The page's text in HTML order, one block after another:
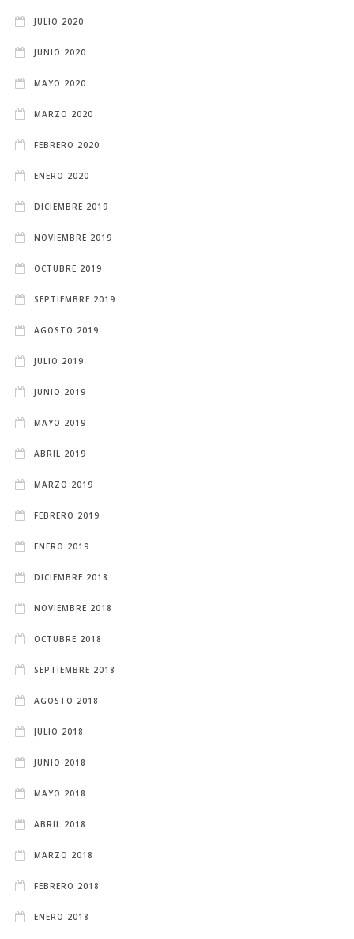
JULIO 2020
JUNIO 2020
MAYO 2020
MARZO 2020
FEBRERO 2020
ENERO 2020
DICIEMBRE 2019
NOVIEMBRE 2019
OCTUBRE 2019
SEPTIEMBRE 2019
AGOSTO 2019
JULIO 2019
JUNIO 2019
MAYO 2019
ABRIL 2019
MARZO 2019
FEBRERO 2019
ENERO 2019
DICIEMBRE 2018
NOVIEMBRE 2018
OCTUBRE 2018
SEPTIEMBRE 2018
AGOSTO 2018
JULIO 2018
JUNIO 2018
MAYO 2018
ABRIL 2018
MARZO 2018
FEBRERO 2018
ENERO 2018